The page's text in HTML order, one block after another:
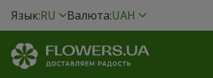
Язык:RU Валюта:UAH